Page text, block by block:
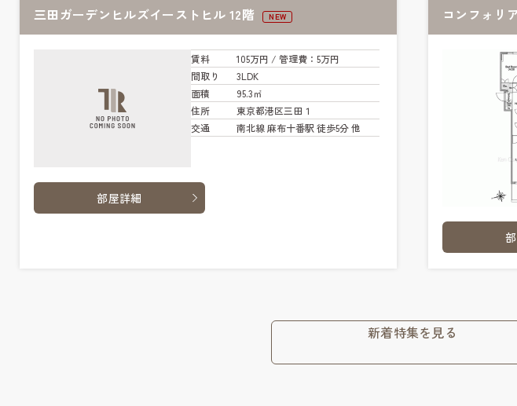
三田ガーデンヒルズイーストヒル 12階 NEW
賃料 105万円 / 管理費：5万円
間取り
3LDK
面積
95.3㎡
住所
東京都港区三田１
交通
南北線 麻布十番駅 徒歩5分 他
部屋詳細
コンフォリ
新着特集を見る